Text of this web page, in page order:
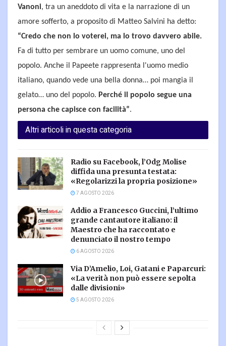
Vanoni, tra un aneddoto di vita e la narrazione di un
amore sofferto, a proposito di Matteo Salvini ha detto:
“Credo che non lo voterei, ma lo trovo davvero abile.
Fa di tutto per sembrare un uomo comune, uno del
popolo. Anche il Papeete rappresenta l'uomo medio
italiano, quando vede una bella donna… poi mangia il
gelato… uno del popolo. Perché il popolo segue una
persona che capisce con facilità”.
Altri articoli in questa categoria
Radio su Facebook, l’Odg Molise
diffida una presunta testata:
«Regolarizzi la propria posizione»
7 AGOSTO 2026
Addio a Francesco Guccini, l’ultimo
grande cantautore italiano: il
Maestro che ha raccontato e
denunciato il nostro tempo
6 AGOSTO 2026
Via D’Amelio, Loi, Gatani e Paparcuri:
«La verità non può essere sepolta
dalle divisioni»
5 AGOSTO 2026